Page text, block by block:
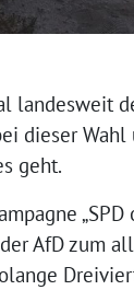
landesweit
dieser
geht.
AfD zum